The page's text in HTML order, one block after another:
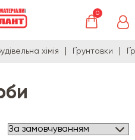
0
хімія Ґрунтовки